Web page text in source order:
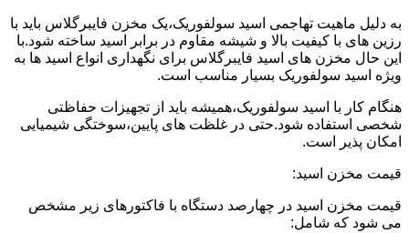
به دلیل ماهیت تهاجمی اسید سولفوریک،یک مخزن فایبرگلاس باید با
رزین های با کیفیت بالا و شیشه مقاوم در برابر اسید ساخته شود.با
این حال مخزن های اسید فایبرگلاس برای نگهداری انواع اسید ها به
ویژه اسید سولفوریک بسیار مناسب است.
هنگام کار با اسید سولفوریک،همیشه باید از تجهیزات حفاظتی
شخصی استفاده شود.حتی در غلظت های پایین،سوختگی شیمیایی
امکان پذیر است.
قیمت مخزن اسید:
قیمت مخزن اسید در چهارصد دستگاه با فاکتورهای زیر مشخص
می شود که شامل: